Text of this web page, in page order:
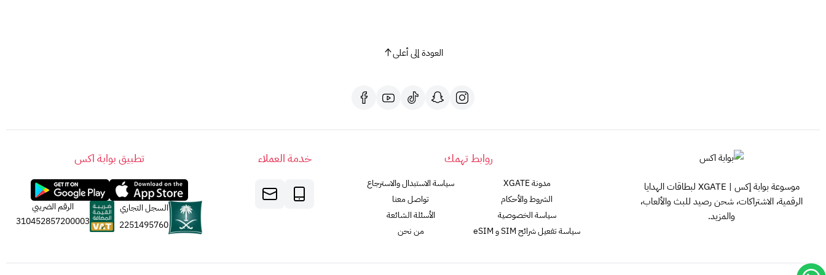
العودة إلى أعلى
موسوعة بوابة إكس | XGATE لبطاقات الهدايا
الرقمية، الاشتراكات، شحن رصيد للبث والألعاب،
والمزيد.
روابط تهمك
مدونة XGATE
الشروط والأحكام
سياسة الخصوصية
سياسة تفعيل شرائح SIM و eSIM
سياسة الاستبدال والاسترجاع
تواصل معنا
الأسئلة الشائعة
من نحن
خدمة العملاء تطبيق بوابة اكس
السجل التجاري
2251495760
الرقم الضريبي
310452857200003